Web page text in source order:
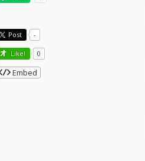
Post -
Like! 0
Embed